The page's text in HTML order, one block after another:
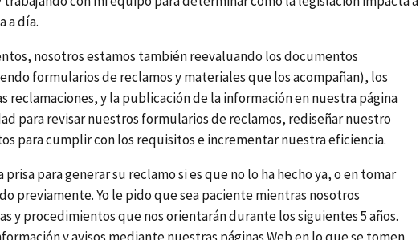
a día.
nosotros estamos también reevaluando los documentos
formularios de reclamos y materiales que los acompañan), los
reclamaciones, y la publicación de la información en nuestra página
para revisar nuestros formularios de reclamos, rediseñar nuestro
para cumplir con los requisitos e incrementar nuestra eficiencia.
para generar su reclamo si es que no lo ha hecho ya, o en tomar
previamente. Yo le pido que sea paciente mientras nosotros
y procedimientos que nos orientarán durante los siguientes 5 años.